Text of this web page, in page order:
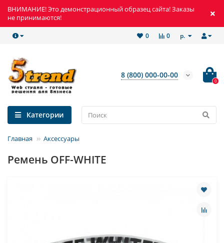
ВНИМАНИЕ! Это демонстрационный образец сайта! Заказы
не принимаются!
р.
0
0
8 (800) 000-00-00
0
Категории
Главная Аксессуары
Ремень OFF-WHITE